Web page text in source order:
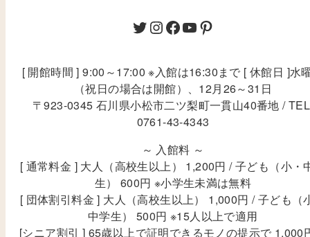
[ 開館時間 ] 9:00～17:00 ※入館は16:30まで [ 休館日 ]水
（祝日の場合は開館）、12月26～31日
〒923-0345 石川県小松市二ツ梨町一貫山40番地 /
0761-43-4343
～ 入館料 ～
[ 通常料金 ] 大人（高校生以上） 1,200円 / 子ども（小・
生） 600円 ※小学生未満は無料
[ 団体割引料金 ] 大人（高校生以上） 1,000円 / 子ども（
中学生） 500円 ※15人以上で適用
[シニア割引 ] 65歳以上で証明できるモノの提示で 1,000